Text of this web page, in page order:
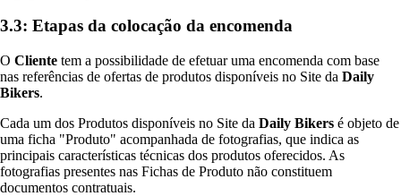
3.3: Etapas da colocação da encomenda
O Cliente tem a possibilidade de efetuar uma encomenda com base
nas referências de ofertas de produtos disponíveis no Site da Daily
Bikers.
Cada um dos Produtos disponíveis no Site da Daily Bikers é objeto de
uma ficha "Produto" acompanhada de fotografias, que indica as
principais características técnicas dos produtos oferecidos. As
fotografias presentes nas Fichas de Produto não constituem
documentos contratuais.